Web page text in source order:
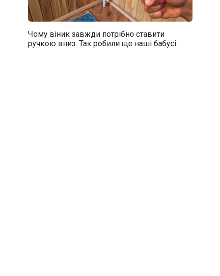
Чому віник завжди потрібно ставити
ручкою вниз. Так робили ще наші бабусі